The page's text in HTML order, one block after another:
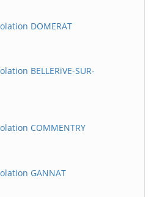
DOMERAT
BELLERiVE-SUR-
COMMENTRY
GANNAT